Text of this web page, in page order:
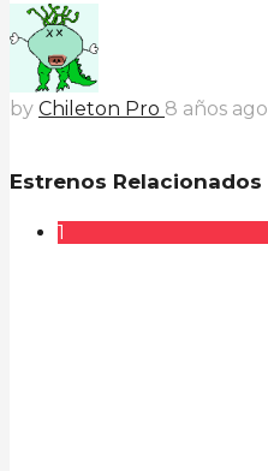
by Chileton Pro 8 años ago
Estrenos Relacionados
1